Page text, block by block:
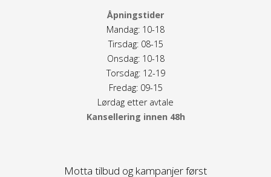
Åpningstider
Mandag: 10-18
Tirsdag: 08-15
Onsdag: 10-18
Torsdag: 12-19
Fredag: 09-15
Lørdag etter avtale
Kansellering innen 48h
Motta tilbud og kampanjer først